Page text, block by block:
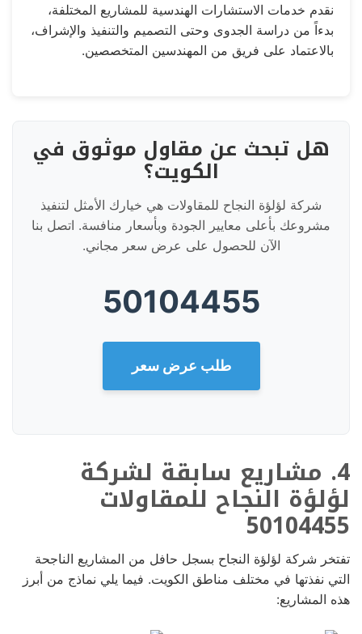
نقدم خدمات الاستشارات الهندسية للمشاريع المختلفة،
بدءاً من دراسة الجدوى وحتى التصميم والتنفيذ والإشراف،
بالاعتماد على فريق من المهندسين المتخصصين.
هل تبحث عن مقاول موثوق في
الكويت؟
شركة لؤلؤة النجاح للمقاولات هي خيارك الأمثل لتنفيذ
مشروعك بأعلى معايير الجودة وبأسعار منافسة. اتصل بنا
الآن للحصول على عرض سعر مجاني.
50104455
طلب عرض سعر
4. مشاريع سابقة لشركة
لؤلؤة النجاح للمقاولات
50104455
تفتخر شركة لؤلؤة النجاح بسجل حافل من المشاريع الناجحة
التي نفذتها في مختلف مناطق الكويت. فيما يلي نماذج من أبرز
هذه المشاريع: